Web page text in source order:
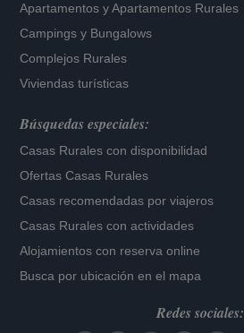
Apartamentos yApartamentos Rurales
Campings y Bungalows
Complejos Rurales
Viviendas turísticas
Búsquedas especiales:
Casas Rurales con disponibilidad
Ofertas Casas Rurales
Casas recomendadas por viajeros
Casas Rurales con actividades
Alojamientos con reserva online
Busca por ubicación en el mapa
Redes sociales: